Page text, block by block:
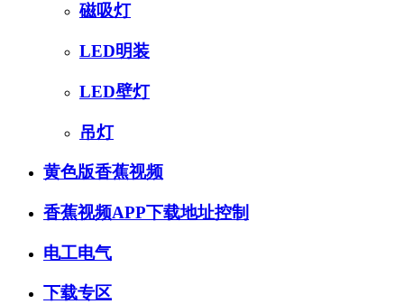
磁吸灯
LED明装
LED壁灯
吊灯
黄色版香蕉视频
香蕉视频APP下载地址控制
电工电气
下载专区